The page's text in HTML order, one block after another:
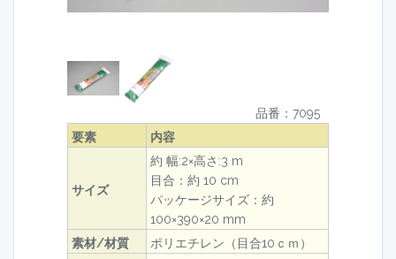
品番：7095
要素
内容
サイズ
約 幅:2×高さ:3 m
目合：約 10 cm
パッケージサイズ：約
100×390×20 mm
素材/材質
ポリエチレン（目合10ｃｍ）